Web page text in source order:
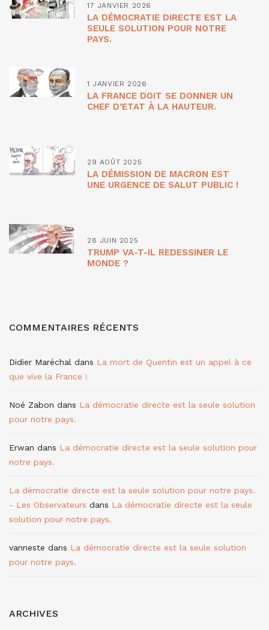
17 JANVIER 2026
LA DÉMOCRATIE DIRECTE EST LA
SEULE SOLUTION POUR NOTRE
PAYS.
1 JANVIER 2026
LA FRANCE DOIT SE DONNER UN
CHEF D’ETAT À LA HAUTEUR.
29 AOÛT 2025
LA DÉMISSION DE MACRON EST
UNE URGENCE DE SALUT PUBLIC !
28 JUIN 2025
TRUMP VA-T-IL REDESSINER LE
MONDE ?
COMMENTAIRES RÉCENTS
Didier Maréchal dans La mort de Quentin est un appel à ce
que vive la France !
Noé Zabon dans La démocratie directe est la seule solution
pour notre pays.
Erwan dans La démocratie directe est la seule solution pour
notre pays.
La démocratie directe est la seule solution pour notre pays.
- Les Observateurs dans La démocratie directe est la seule
solution pour notre pays.
vanneste dans La démocratie directe est la seule solution
pour notre pays.
ARCHIVES